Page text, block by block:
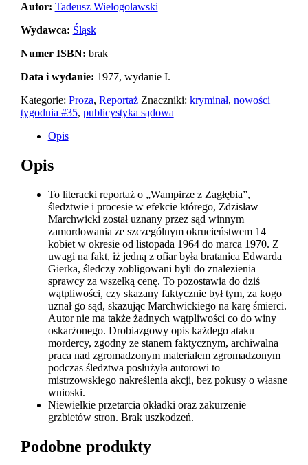
Autor: Tadeusz Wielogolawski
Wydawca: Śląsk
Numer ISBN: brak
Data i wydanie: 1977, wydanie I.
Kategorie: Proza, Reportaż Znaczniki: kryminał, nowości
tygodnia #35, publicystyka sądowa
Opis
Opis
To literacki reportaż o „Wampirze z Zagłębia”,
śledztwie i procesie w efekcie którego, Zdzisław
Marchwicki został uznany przez sąd winnym
zamordowania ze szczególnym okrucieństwem 14
kobiet w okresie od listopada 1964 do marca 1970. Z
uwagi na fakt, iż jedną z ofiar była bratanica Edwarda
Gierka, śledczy zobligowani byli do znalezienia
sprawcy za wszelką cenę. To pozostawia do dziś
wątpliwości, czy skazany faktycznie był tym, za kogo
uznał go sąd, skazując Marchwickiego na karę śmierci.
Autor nie ma także żadnych wątpliwości co do winy
oskarżonego. Drobiazgowy opis każdego ataku
mordercy, zgodny ze stanem faktycznym, archiwalna
praca nad zgromadzonym materiałem zgromadzonym
podczas śledztwa posłużyła autorowi to
mistrzowskiego nakreślenia akcji, bez pokusy o własne
wnioski.
Niewielkie przetarcia okładki oraz zakurzenie
grzbietów stron. Brak uszkodzeń.
Podobne produkty